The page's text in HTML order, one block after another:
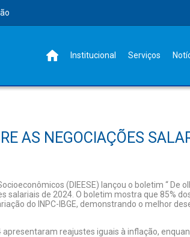
Institucional Serviços
AS NEGOCIAÇÕES
(DIEESE) lançou o boletim “ De
salariais de 2024. O boletim mostra que 85%
do INPC-IBGE, demonstrando o melhor
reajustes iguais à inflação,